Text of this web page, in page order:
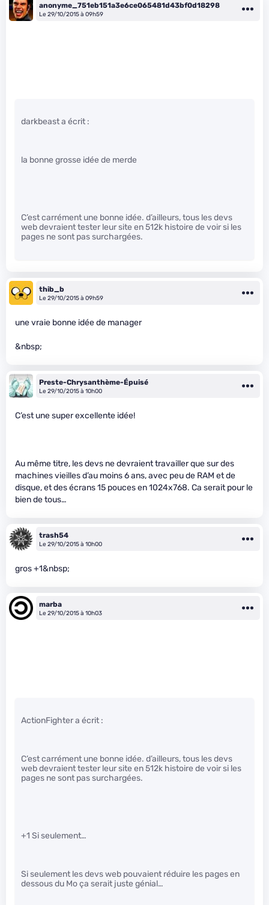
anonyme_751eb151a3e6ce065481d43bf0d18298
Le 29/10/2015 à 09h59
darkbeast a écrit :
la bonne grosse idée de merde
C’est carrément une bonne idée. d’ailleurs, tous les devs
web devraient tester leur site en 512k histoire de voir si les
pages ne sont pas surchargées.
thib_b
Le 29/10/2015 à 09h59
une vraie bonne idée de manager
&nbsp;
Preste-Chrysanthème-Épuisé
Le 29/10/2015 à 10h00
C’est une super excellente idée!
Au même titre, les devs ne devraient travailler que sur des
machines vieilles d’au moins 6 ans, avec peu de RAM et de
disque, et des écrans 15 pouces en 1024x768. Ca serait pour le
bien de tous…
trash54
Le 29/10/2015 à 10h00
gros +1&nbsp;
marba
Le 29/10/2015 à 10h03
ActionFighter a écrit :
C’est carrément une bonne idée. d’ailleurs, tous les devs
web devraient tester leur site en 512k histoire de voir si les
pages ne sont pas surchargées.
+1 Si seulement…
Si seulement les devs web pouvaient réduire les pages en
dessous du Mo ça serait juste génial…